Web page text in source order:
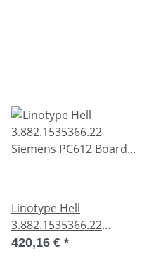
Linotype Hell
3.882.1535366.22
Siemens PC612 Board
420,16 € *